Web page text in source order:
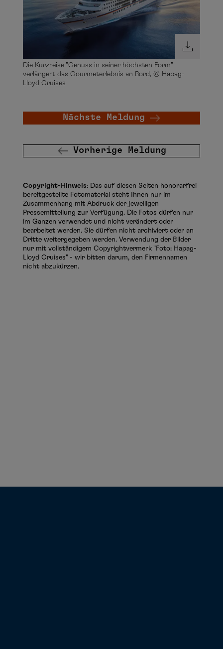
Die Kurzreise "Genuss in seiner höchsten Form"
verlängert das Gourmeterlebnis an Bord, © Hapag-
Lloyd Cruises
Vorherige Meldung
Nächste Meldung
Copyright-Hinweis: Das auf diesen Seiten honorarfrei
bereitgestellte Fotomaterial steht Ihnen nur im
Zusammenhang mit Abdruck der jeweiligen
Pressemitteilung zur Verfügung. Die Fotos dürfen nur
im Ganzen verwendet und nicht verändert oder
bearbeitet werden. Sie dürfen nicht archiviert oder an
Dritte weitergegeben werden. Verwendung der Bilder
nur mit vollständigem Copyrightvermerk "Foto: Hapag-
Lloyd Cruises" - wir bitten darum, den Firmennamen
nicht abzukürzen.